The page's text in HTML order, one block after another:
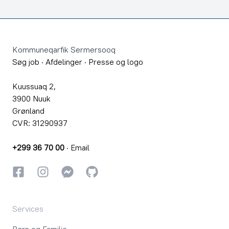
Kommuneqarfik Sermersooq
Søg job · Afdelinger · Presse og logo
Kuussuaq 2,
3900 Nuuk
Grønland
CVR: 31290937
+299 36 70 00 · Email
FacebookInstagramInstagram
GitHub
Services